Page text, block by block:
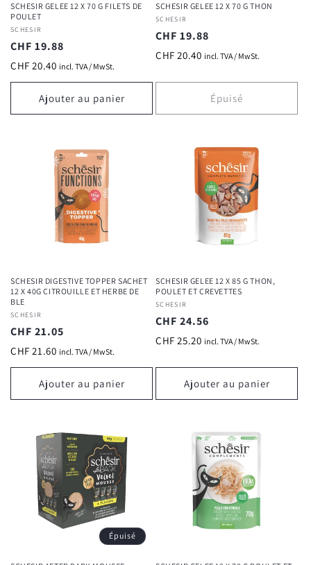
SCHESIR GELEE 12 X 70 G FILETS DE
POULET
Fournisseur :
SCHESIR
Prix
habituel
CHF 19.88
CHF 20.40 incl. TVA / MwSt.
Ajouter au panier
SCHESIR GELEE 12 X 70 G THON
Fournisseur :
SCHESIR
Prix
habituel
CHF 19.88
CHF 20.40 incl. TVA / MwSt.
Épuisé
SCHESIR DIGESTIVE TOPPER SACHET
12 X 40G CITROUILLE ET HERBE DE
BLE
Fournisseur :
SCHESIR
Prix
habituel
CHF 21.05
CHF 21.60 incl. TVA / MwSt.
Ajouter au panier
SCHESIR GELEE 12 X 85 G THON,
POULET ET CREVETTES
Fournisseur :
SCHESIR
Prix
habituel
CHF 24.56
CHF 25.20 incl. TVA / MwSt.
Ajouter au panier
Épuisé